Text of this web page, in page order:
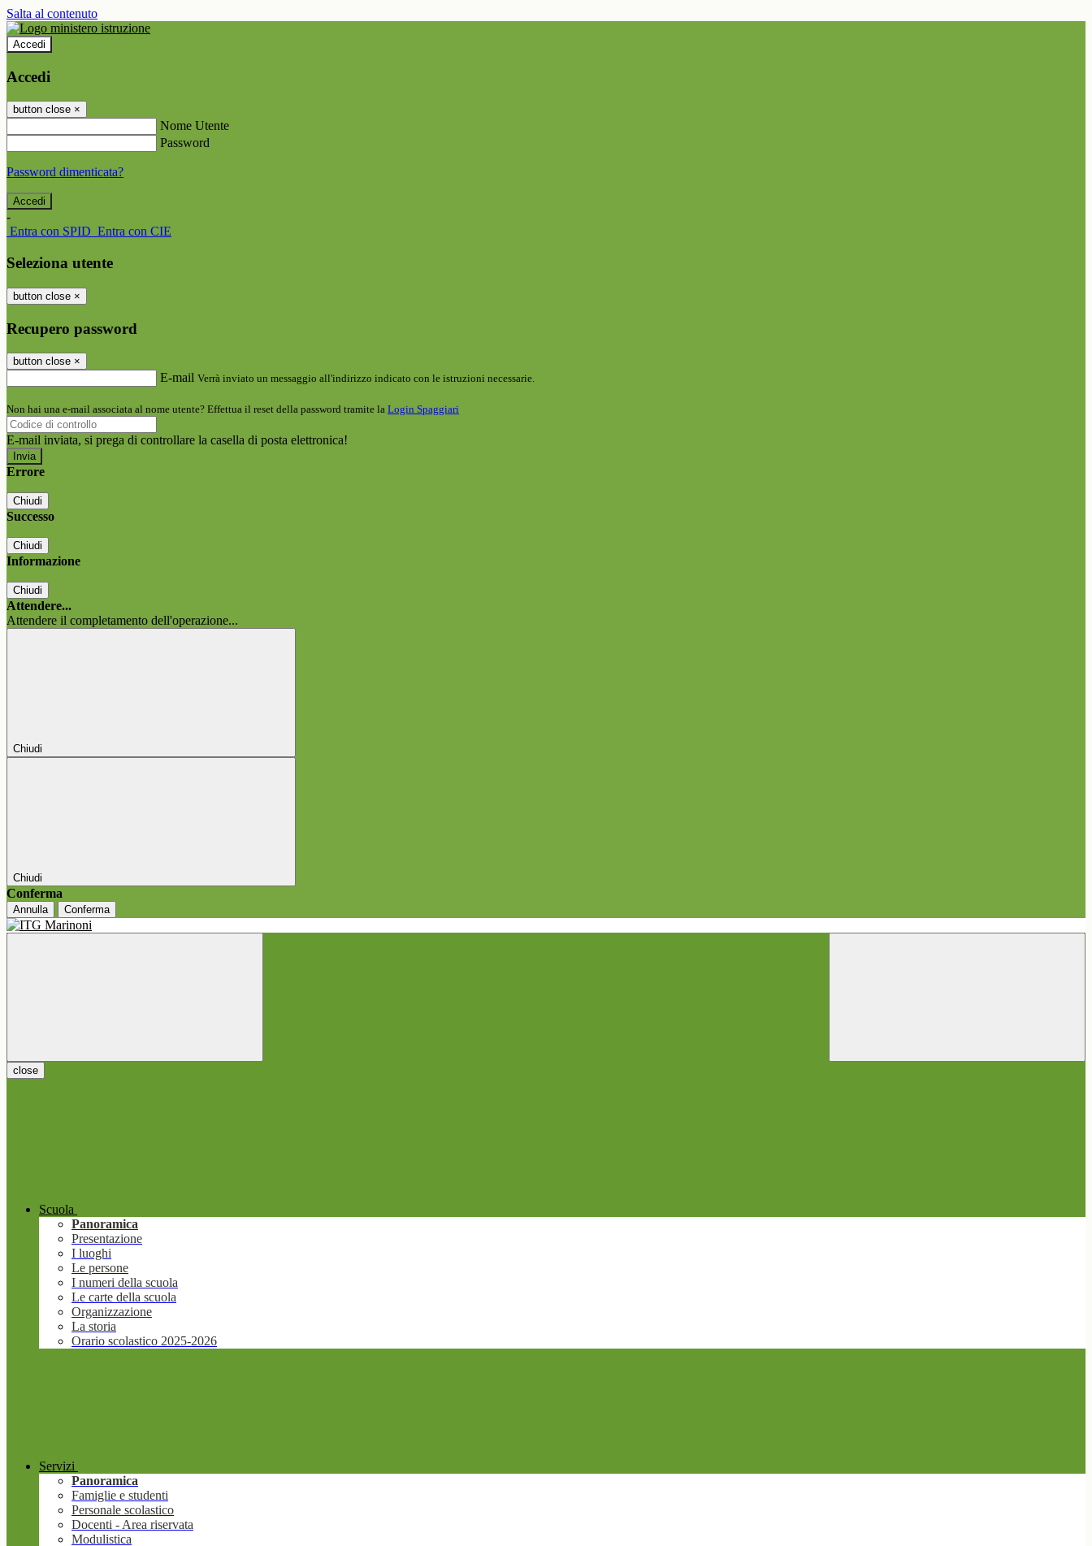
Salta al contenuto
Accedi
Accedi
button close ×
Nome Utente
Password
Password dimenticata?
-
Entra con SPID Entra con CIE
Seleziona utente
button close ×
Recupero password
button close ×
E-mail Verrà inviato un messaggio all'indirizzo indicato con le istruzioni necessarie.
Non hai una e-mail associata al nome utente? Effettua il reset della password tramite la Login Spaggiari
E-mail inviata, si prega di controllare la casella di posta elettronica!
Errore
Chiudi
Successo
Chiudi
Informazione
Chiudi
Attendere...
Attendere il completamento dell'operazione...
Chiudi
Chiudi
Conferma
Annulla Conferma
close
Scuola
Panoramica
Presentazione
I luoghi
Le persone
I numeri della scuola
Le carte della scuola
Organizzazione
La storia
Orario scolastico 2025-2026
Servizi
Panoramica
Famiglie e studenti
Personale scolastico
Docenti - Area riservata
Modulistica